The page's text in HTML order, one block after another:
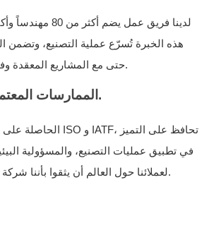
هذه الخبرة تُسرّع عملية التصنيع، وتضمن
حتى مع المشاريع المعقدة وفترات التسليم القصيرة.
5. الممارسات المعتمدة والمستدامة.
في تطبيق عمليات التصنيع، والمسؤولية
لعملائنا حول العالم أن يثقوا بأننا شركة مسؤولة وجديرة بالثقة.